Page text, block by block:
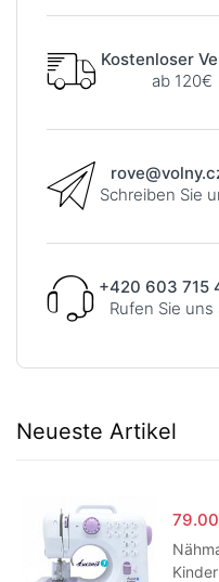
Kostenloser
ab 120€
Schreiben Sie
+420 603 715
Rufen Sie uns
Neueste Artikel